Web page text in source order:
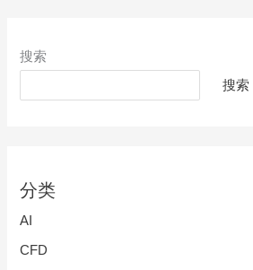
搜索
搜索
分类
AI
CFD